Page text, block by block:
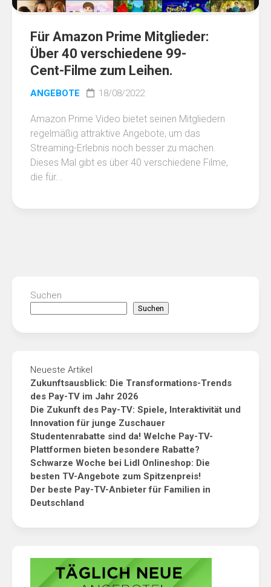
Für Amazon Prime Mitglieder:
Über 40 verschiedene 99-
Cent-Filme zum Leihen.
ANGEBOTE 18/08/2022
Amazon Prime Video bietet seinen Mitgliedern
regelmäßig attraktive Angebote, um das
Streaming-Erlebnis noch besser zu machen.
Dieses Mal gibt es über 40 verschiedene Filme,
die für...
Suchen
Suchen
Neueste Artikel
Zukunftsausblick: Die Transformations-Trends
des Pay-TV im Jahr 2026
Die Zukunft des Pay-TV: Spiele, Interaktivität und
Innovation für junge Zuschauer
Studentenrabatte sind da! Welche Pay-TV-
Plattformen bieten besondere Rabatte?
Schwarze Woche bei Lidl Onlineshop: Die
besten TV-Angebote zum Spitzenpreis!
Der beste Pay-TV-Anbieter für Familien in
Deutschland